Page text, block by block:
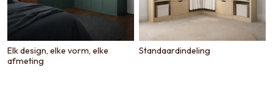
Elk design, elke vorm, elke
afmeting
Standaardindeling